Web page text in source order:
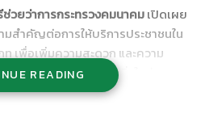
วยว่าการกระทรวงคมนาคมเปิดเผย
มสำคัญต่อการให้บริการประชาชนใน
เพื่อเพิ่มความสะดวก และความ
ชาชน โดยเฉพาะอย่างยิ่งในช่วง
ม่ 2568 ที่จะมีประชาชนเดินทางกลับ
READING